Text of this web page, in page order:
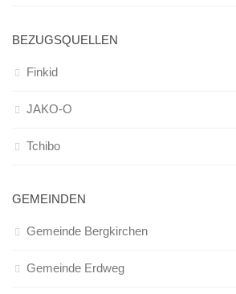
BEZUGSQUELLEN
Finkid
JAKO-O
Tchibo
GEMEINDEN
Gemeinde Bergkirchen
Gemeinde Erdweg